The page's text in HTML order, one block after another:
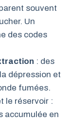
souvent
Un
des codes
: des
dépression et
fumées.
le réservoir :
accumulée en